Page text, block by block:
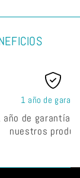
1 año de
año de garantía
nuestros